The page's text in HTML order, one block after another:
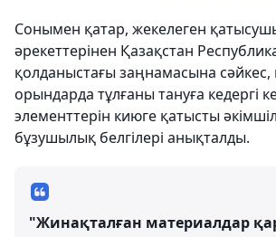
Сонымен қатар, жекелеген
әрекеттерінен Қазақстан
қолданыстағы заңнамасына
орындарда тұлғаны тануға кедергі
элементтерін киюге қатысты
бұзушылық белгілері анықталды.
"Жинақталған материалдар